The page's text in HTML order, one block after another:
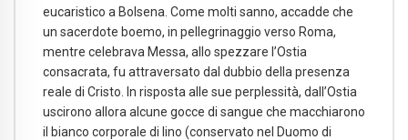
eucaristico a Bolsena. Come molti sanno, accadde che
un sacerdote boemo, in pellegrinaggio verso Roma,
mentre celebrava Messa, allo spezzare l’Ostia
consacrata, fu attraversato dal dubbio della presenza
reale di Cristo. In risposta alle sue perplessità, dall’Ostia
uscirono allora alcune gocce di sangue che macchiarono
il bianco corporale di lino (conservato nel Duomo di